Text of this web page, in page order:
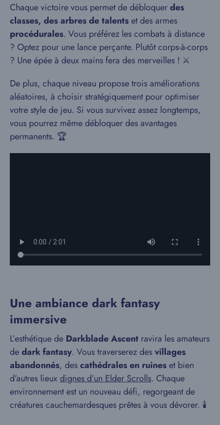
Chaque victoire vous permet de débloquerdes
classes, des arbres de talentset des armes
procédurales. Vous préférez les combats à distance
? Optez pour une lance perçante. Plutôt corps-à-corps
? Une épée à deux mains fera des merveilles ! ⚔️
De plus, chaque niveau propose trois améliorations
aléatoires, à choisir stratégiquement pour optimiser
votre style de jeu. Si vous survivez assez longtemps,
vous pourrez même débloquer des avantages
permanents. 🏆
Une ambiance dark fantasy
immersive
L’esthétique de Darkblade Ascent ravira les amateurs
dedark fantasy. Vous traverserez desvillages
abandonnés, descathédrales en ruineset bien
d’autres lieuxdignes d’un Elder Scrolls. Chaque
environnement est un nouveau défi, regorgeant de
créatures cauchemardesques prêtes à vous dévorer. 🕯️